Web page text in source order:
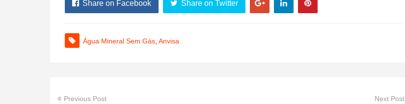
Share on Facebook Share on Twitter
Água Mineral Sem Gás Anvisa
Previous Post Next Post